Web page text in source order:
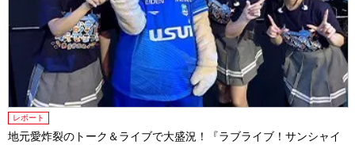
レポート
地元愛炸裂のトーク＆ライブで大盛況！『ラブライブ！サンシャイ